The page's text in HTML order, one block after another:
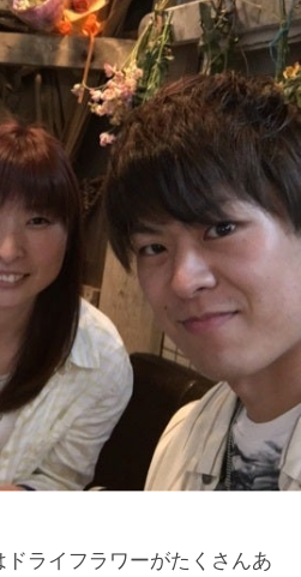
ライフラワーがたくさんあ